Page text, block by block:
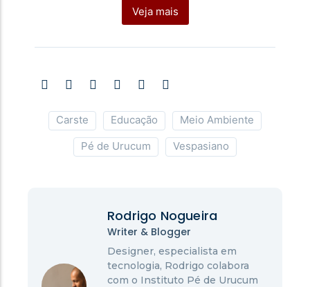
Veja mais
Carste Educação
Meio Ambiente
Pé de Urucum
Vespasiano
Rodrigo Nogueira
Writer & Blogger
Designer, especialista em
tecnologia, Rodrigo colabora
com o Instituto Pé de Urucum